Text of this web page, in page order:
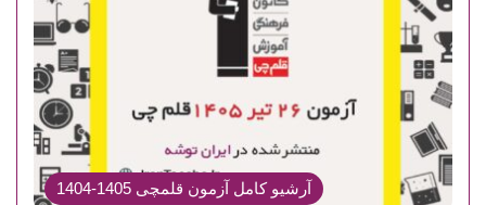
آرشیو کامل آزمون قلمچی 1405-1404